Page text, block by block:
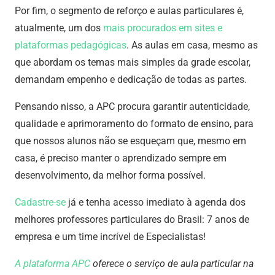
Por fim, o segmento de reforço e aulas particulares é,
atualmente, um dos mais procurados em sites e
plataformas pedagógicas. As aulas em casa, mesmo as
que abordam os temas mais simples da grade escolar,
demandam empenho e dedicação de todas as partes.
Pensando nisso, a APC procura garantir autenticidade,
qualidade e aprimoramento do formato de ensino, para
que nossos alunos não se esqueçam que, mesmo em
casa, é preciso manter o aprendizado sempre em
desenvolvimento, da melhor forma possível.
Cadastre-se já e tenha acesso imediato à agenda dos
melhores professores particulares do Brasil: 7 anos de
empresa e um time incrível de Especialistas!
A plataforma APC oferece o serviço de aula particular na